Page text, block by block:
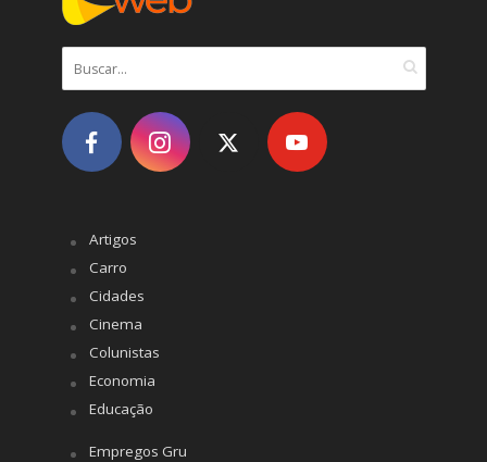
Artigos
Carro
Cidades
Cinema
Colunistas
Economia
Educação
Empregos Gru